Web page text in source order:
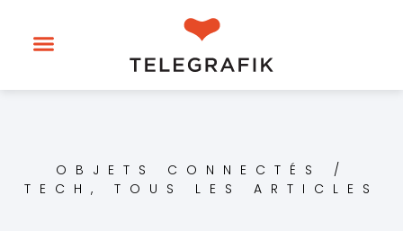
OBJETS CONNECTÉS /
TECH , TOUS LES ARTICLES